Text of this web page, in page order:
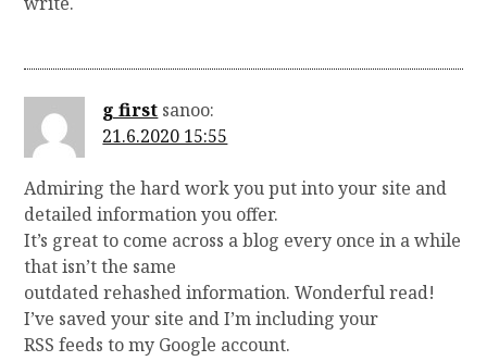
g first sanoo:
21.6.2020 15:55
Admiring the hard work you put into your site and
detailed information you offer.
It’s great to come across a blog every once in a while
that isn’t the same
outdated rehashed information. Wonderful read!
I’ve saved your site and I’m including your
RSS feeds to my Google account.